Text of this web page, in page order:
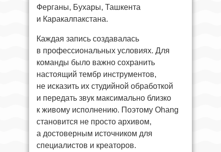
Ферганы, Бухары, Ташкента
и Каракалпакстана.
Каждая запись создавалась
в профессиональных условиях. Для
команды было важно сохранить
настоящий тембр инструментов,
не исказить их студийной обработкой
и передать звук максимально близко
к живому исполнению. Поэтому Ohang
становится не просто архивом,
а достоверным источником для
специалистов и креаторов.